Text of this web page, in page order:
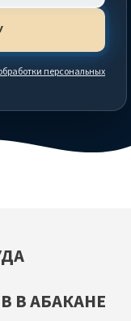
персональных
В АБАКАНЕ